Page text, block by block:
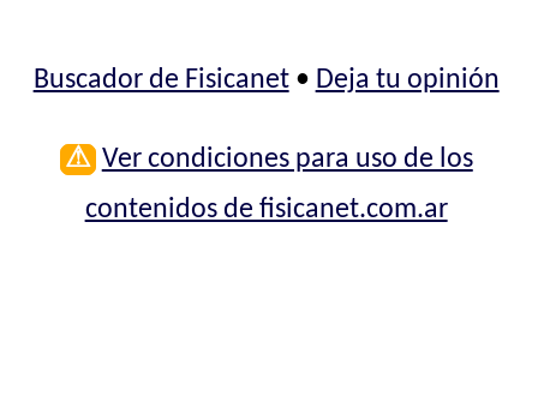
Buscador de Fisicanet• Deja tu opinión
⚠ Ver condiciones para uso de los
contenidos de fisicanet.com.ar